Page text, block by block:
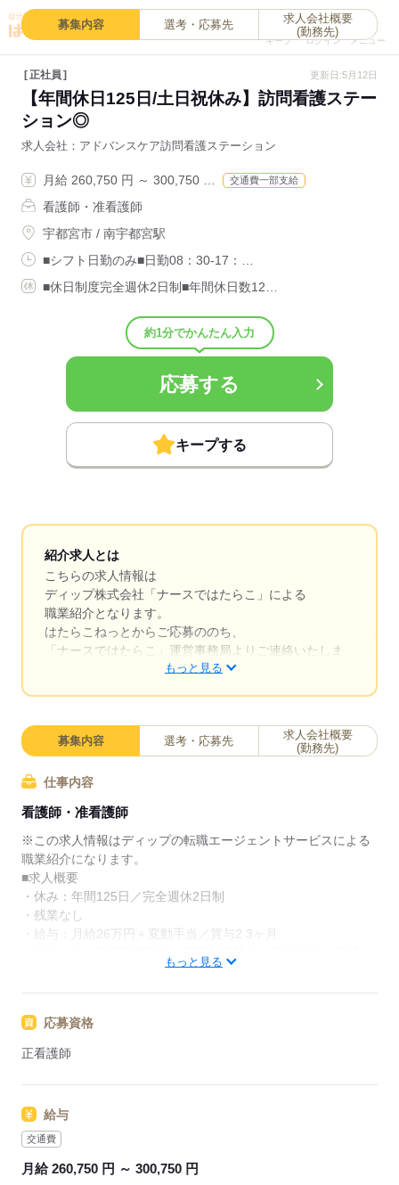
キープ
0
ログイン メニュー
募集内容 選考・応募先
求人会社概要
(勤務先)
正社員 更新日:5月12日
【年間休日125日/土日祝休み】訪問看護ステー
ション◎
求人会社 アドバンスケア訪問看護ステーション
月給 260,750 円 ～ 300,750 … 交通費一部支給
看護師・准看護師
宇都宮市 / 南宇都宮駅
■シフト日勤のみ■日勤08：30-17：…
■休日制度完全週休2日制■年間休日数12…
約1分でかんたん入力
応募する
キープする
紹介求人とは
こちらの求人情報は
ディップ株式会社「ナースではたらこ」による
職業紹介となります。
はたらこねっとからご応募ののち、
「ナースではたらこ」運営事務局よりご連絡いたしま
求職中の看護師さんの転職を専任の
キャリアアドバイザーが入職まで無料でサポートいた
日本最大級の求人情報の中からぴったりな求人をご紹
介。
履歴書作成のアドバイスや面接日の調整だけでなく、
お給料、お休み、入職時期の交渉もサポートします。
【もちろん無料】
費用は一切かかりません。
もっと見る
募集内容 選考・応募先
求人会社概要
(勤務先)
仕事内容
看護師・准看護師
※この求人情報はディップの転職エージェントサービスによる
職業紹介になります。
■求人概要
・休み：年間125日／完全週休2日制
・残業なし
・給与：月給26万円＋変動手当／賞与2.3ヶ月
・医師の指示に基づく医療行為（点滴・注射、褥瘡処置な
ど）、吸引、服薬管理など
・清潔ケア、栄養管理・ケア、排泄管理・ケア、療養環境の整
・ターミナルケア
・介護業務、ご家族のサポート
★おすすめポイント★
もっと見る
応募資格
正看護師
給与
交通費
月給 260,750 円 ～ 300,750 円